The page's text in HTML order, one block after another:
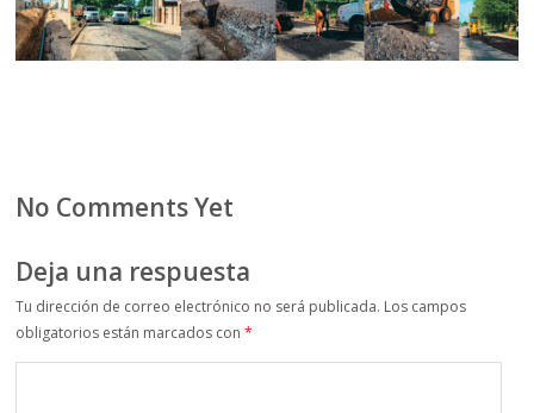
No Comments Yet
Deja una respuesta
Tu dirección de correo electrónico no será publicada. Los campos
obligatorios están marcados con*